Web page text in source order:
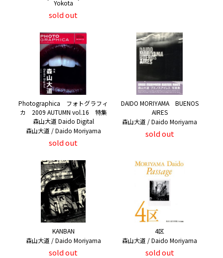
Yokota
sold out
Photographica フォトグラフィ
カ 2009 AUTUMN vol.16 特集
森山大道 Daido Digital
森山大道 / Daido Moriyama
sold out
DAIDO MORIYAMA BUENOS
AIRES
森山大道 / Daido Moriyama
sold out
KANBAN
森山大道 / Daido Moriyama
sold out
4区
森山大道 / Daido Moriyama
sold out